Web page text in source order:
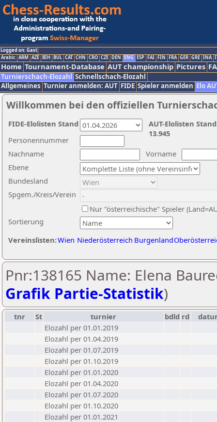
Logged on: Gast
Arabic ARM AZE BIH BUL CAT CHN CRO CZE DEN ENG ESP FAI FIN FRA GER GRE INA
Home Tournament-Database AUT championship Pictures
Turnierschach-Elozahl Schnellschach-Elozahl
Allgemeines Turnier anmelden: AUT FIDE Spieler anmelden Elo
Willkommen bei den offiziellen
Nachname
Vorname
Ebene
Sortierung
Personennummer
Bundesland
Spgem./Kreis/Verein
Nur "österreichische" Spieler
Vereinslisten:Wien Niederösterreich Burgenland
AUT-Elolisten
13.945
FIDE-Elolisten Stand
Pnr:138165 Name: Elena
Grafik Partie-Statistik)
tnr St turnier bdld rd
Elozahl per 01.01.2019
Elozahl per 01.04.2019
Elozahl per 01.07.2019
Elozahl per 01.10.2019
Elozahl per 01.01.2020
Elozahl per 01.04.2020
Elozahl per 01.07.2020
Elozahl per 01.10.2020
Elozahl per 01.01.2021